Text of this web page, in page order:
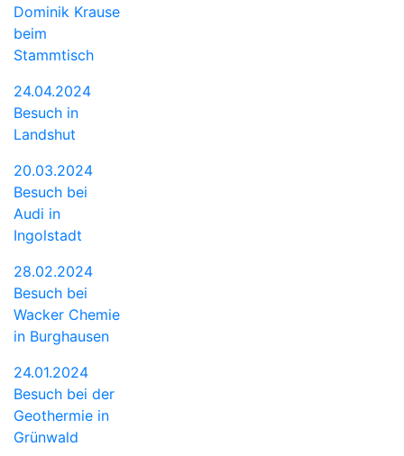
Dominik Krause
beim
Stammtisch
24.04.2024
Besuch in
Landshut
20.03.2024
Besuch bei
Audi in
Ingolstadt
28.02.2024
Besuch bei
Wacker Chemie
in Burghausen
24.01.2024
Besuch bei der
Geothermie in
Grünwald